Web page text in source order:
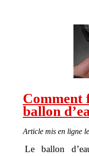
La
Comment
ballon
Article mis en ligne
Le ballon